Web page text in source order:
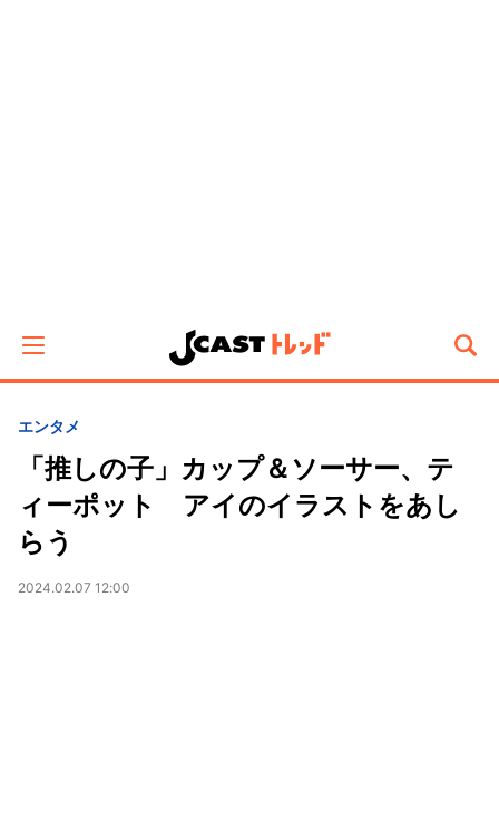
エンタメ
「推しの子」カップ＆ソーサー、テ
ィーポット アイのイラストをあし
らう
2024.02.07 12:00